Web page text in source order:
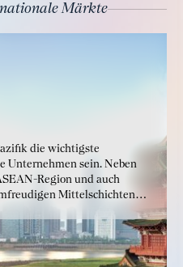
Märkte
die wichtigste
Unternehmen sein. Neben
Region und auch
Mittelschichten
Südkorea oder Singapur
internationale Engagement